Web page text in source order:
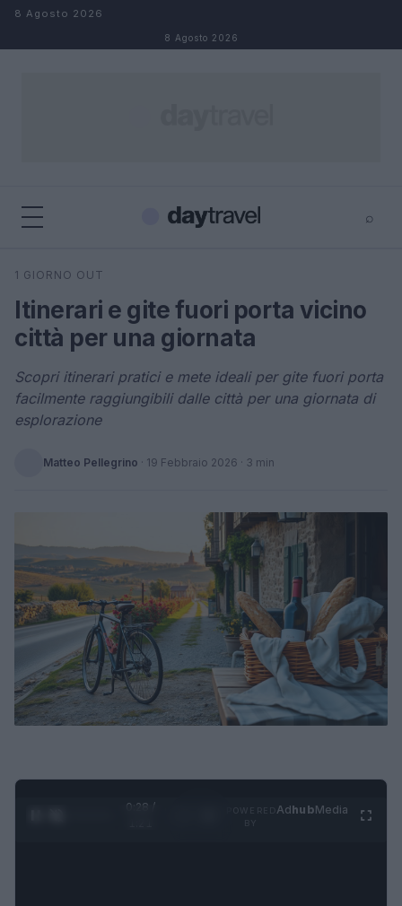
Salta al contenuto
8 Agosto 2026
8 Agosto 2026
⌕
Cerca
1 GIORNO OUT
Itinerari e gite fuori porta vicino
città per una giornata
Scopri itinerari pratici e mete ideali per gite fuori porta
facilmente raggiungibili dalle città per una giornata di
esplorazione
Matteo Pellegrino · 19 Febbraio 2026 · 3 min
0:29 /
AdhubMedia